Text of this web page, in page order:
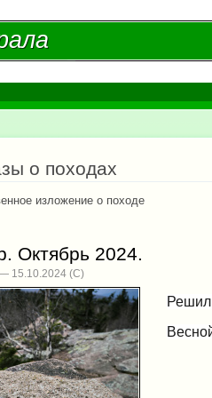
о походах
изложение о походе
Октябрь 2024.
15.10.2024
Решил